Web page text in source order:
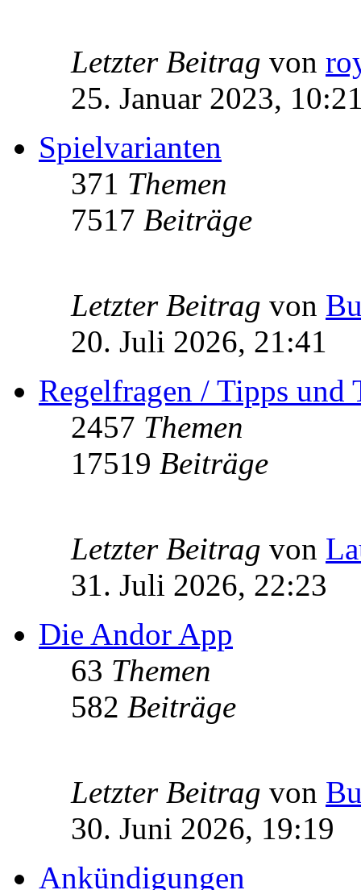
Letzter Beitrag von
25. Januar 2023,
Spielvarianten
371 Themen
7517 Beiträge
Letzter Beitrag von
20. Juli 2026, 21:41
Regelfragen / Tipps und
2457 Themen
17519 Beiträge
Letzter Beitrag von
31. Juli 2026, 22:23
Die Andor App
63 Themen
582 Beiträge
Letzter Beitrag von
30. Juni 2026, 19:19
Ankündigungen